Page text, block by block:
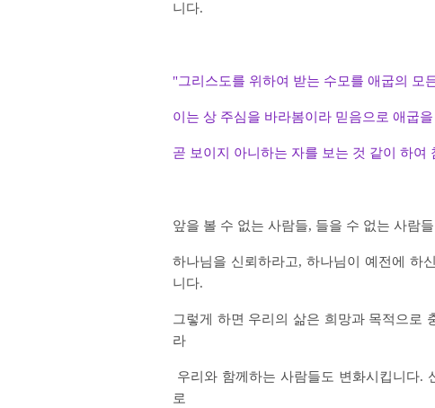
니다.
"그리스도를 위하여 받는 수모를 애굽의 모
이는 상 주심을 바라봄이라 믿음으로 애굽
곧 보이지 아니하는 자를 보는 것 같이 하여
앞을 볼 수 없는 사람들, 들을 수 없는 사람
하나님을 신뢰하라고, 하나님이 예전에 하
니다.
그렇게 하면 우리의 삶은 희망과 목적으로
라
우리와 함께하는 사람들도 변화시킵니다.
로